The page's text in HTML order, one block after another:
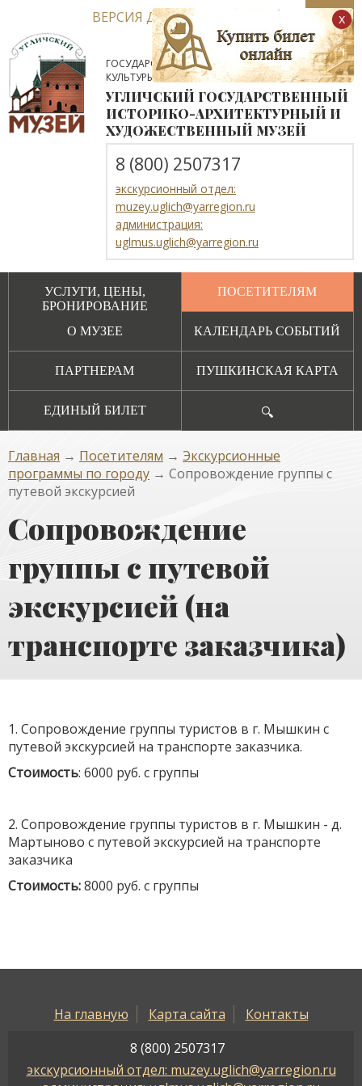
ВЕРСИЯ ДЛЯ СЛАБОВИДЯЩИХ
ГОСУДАРСТВЕННОЕ АВТОНОМНОЕ УЧРЕЖДЕНИЕ
КУЛЬТУРЫ ЯРОСЛАВСКОЙ ОБЛАСТИ
УГЛИЧСКИЙ ГОСУДАРСТВЕННЫЙ
ИСТОРИКО-АРХИТЕКТУРНЫЙ И
ХУДОЖЕСТВЕННЫЙ МУЗЕЙ
8 (800) 2507317
экскурсионный отдел:
muzey.uglich@yarregion.ru
администрация:
uglmus.uglich@yarregion.ru
УСЛУГИ, ЦЕНЫ,
БРОНИРОВАНИЕ
ПОСЕТИТЕЛЯМ
О МУЗЕЕ КАЛЕНДАРЬ СОБЫТИЙ
ПАРТНЕРАМ ПУШКИНСКАЯ КАРТА
ЕДИНЫЙ БИЛЕТ 🔍
Главная → Посетителям → Экскурсионные
программы по городу → Сопровождение группы с
путевой экскурсией
Сопровождение
группы с путевой
экскурсией (на
транспорте заказчика)
1. Сопровождение группы туристов в г. Мышкин с
путевой экскурсией на транспорте заказчика.
Стоимость: 6000 руб. с группы
2. Сопровождение группы туристов в г. Мышкин - д.
Мартыново с путевой экскурсией на транспорте
заказчика
Стоимость:8000 руб. с группы
x
На главную Карта сайта
Контакты
8 (800) 2507317
экскурсионный отдел: muzey.uglich@yarregion.ru